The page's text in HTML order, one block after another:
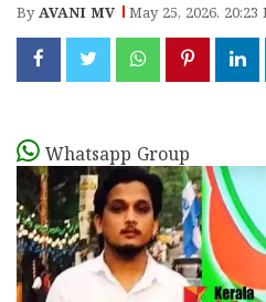
ByAVANI MV May 25, 2026, 20:23
Whatsapp Group